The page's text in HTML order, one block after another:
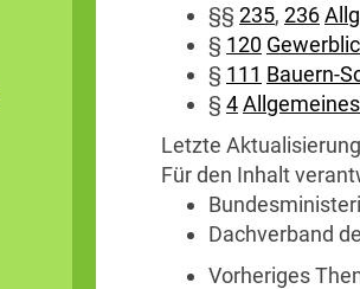
§§ 235, 236
§ 120
§ 111 Bauern-
§ 4
Letzte
Für den Inhalt
Dachverband
Vorheriges